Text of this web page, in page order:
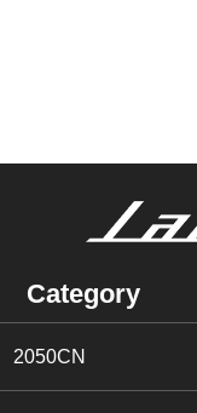
Category
2050CN